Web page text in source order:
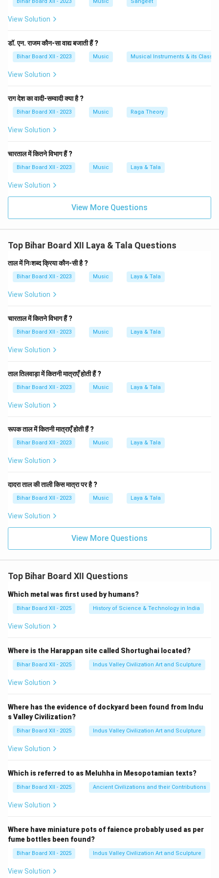
है। बिना सम के, ताल का संतुलन टूट सकता है और उसकी धारा खो
सकती है। इसलिए, सम किसी भी ताल का आधार और दिशा-निर्देश होता
है।
View Solution
डॉ. एन. राजम कौन-सा वाद्य बजाती हैं ?
Bihar Board XII - 2023 Music Musical Instruments & its
View Solution
राग देश का वादी-सम्वादी क्या है ?
Bihar Board XII - 2023 Music Raga Theory
View Solution
चारताल में कितने विभाग हैं ?
Bihar Board XII - 2023 Music Laya & Tala
View Solution
View More Questions
Top Bihar Board XII Laya & Tala Questions
ताल में निःशब्द क्रिया कौन-सी है ?
Bihar Board XII - 2023 Music Laya & Tala
View Solution
चारताल में कितने विभाग हैं ?
Bihar Board XII - 2023 Music Laya & Tala
View Solution
ताल तिलवाड़ा में कितनी मात्राएँ होती हैं ?
Bihar Board XII - 2023 Music Laya & Tala
View Solution
रूपक ताल में कितनी मात्राएँ होती हैं ?
Bihar Board XII - 2023 Music Laya & Tala
View Solution
दादरा ताल की ताली किस मात्रा पर है ?
Bihar Board XII - 2023 Music Laya & Tala
View Solution
View More Questions
Top Bihar Board XII Questions
Which metal was first used by humans?
Bihar Board XII - 2025 History of Science & Technology in India
View Solution
Where is the Harappan site called Shortughai located?
Bihar Board XII - 2025 Indus Valley Civilization Art and Sculpture
View Solution
Where has the evidence of dockyard been found from Indu
s Valley Civilization?
Bihar Board XII - 2025 Indus Valley Civilization Art and Sculpture
View Solution
Which is referred to as Meluhha in Mesopotamian texts?
Bihar Board XII - 2025 Ancient Civilizations and their Contributions
View Solution
Where have miniature pots of faience probably used as per
fume bottles been found?
Bihar Board XII - 2025 Indus Valley Civilization Art and Sculpture
View Solution